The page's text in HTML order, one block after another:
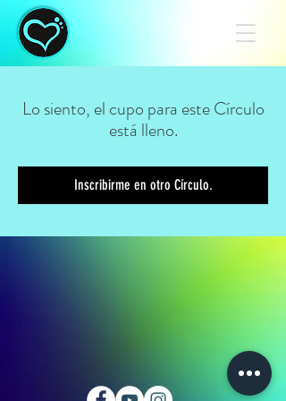
Lo siento, el cupo para este Círculo
está lleno.
Inscribirme en otro Círculo.